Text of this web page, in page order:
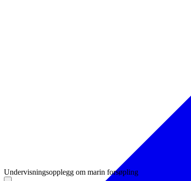
Undervisningsopplegg om marin forsøpling